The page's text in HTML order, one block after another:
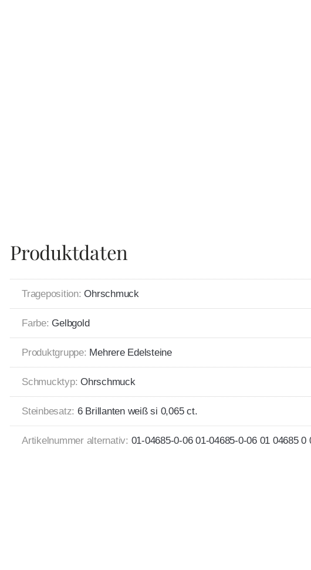
Produktdaten
Trageposition: Ohrschmuck
Farbe: Gelbgold
Produktgruppe: Mehrere Edelsteine
Schmucktyp: Ohrschmuck
Steinbesatz: 6 Brillanten weiß si 0,065 ct.
Artikelnummer alternativ: 01-04685-0-06 01-04685-0-06 01 04685 0